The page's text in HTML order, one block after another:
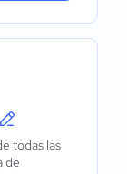
todas las
de